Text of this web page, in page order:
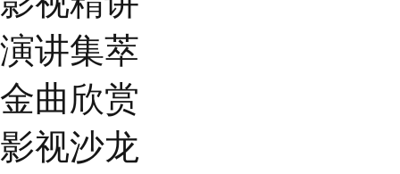
演讲集萃
金曲欣赏
影视沙龙